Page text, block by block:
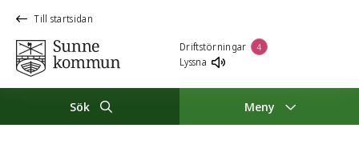
Till startsidan
Driftstörningar 4
Lyssna
Sök Meny